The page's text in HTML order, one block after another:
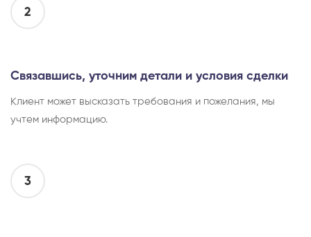
2
Связавшись, уточним детали и условия сделки
Клиент может высказать требования и пожелания, мы
учтем информацию.
3